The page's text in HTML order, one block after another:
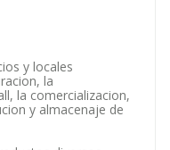
y locales
la
la comercializacion,
y almacenaje de